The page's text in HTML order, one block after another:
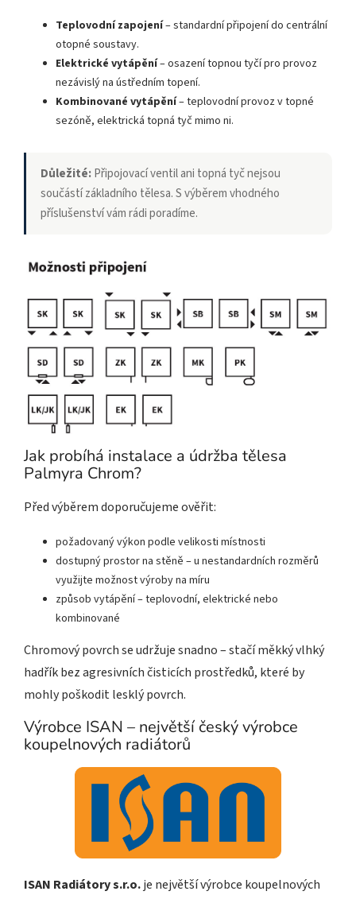
Teplovodní zapojení– standardní připojení do centrální
otopné soustavy.
Elektrické vytápění– osazení topnou tyčí pro provoz
nezávislý na ústředním topení.
Kombinované vytápění– teplovodní provoz v topné
sezóně, elektrická topná tyč mimo ni.
Důležité:Připojovací ventil ani topná tyč nejsou
součástí základního tělesa. S výběrem vhodného
příslušenství vám rádi poradíme.
Jak probíhá instalace a údržba tělesa
Palmyra Chrom?
Před výběrem doporučujeme ověřit:
požadovaný výkon podle velikosti místnosti
dostupný prostor na stěně – u nestandardních rozměrů
využijte možnost výroby na míru
způsob vytápění – teplovodní, elektrické nebo
kombinované
Chromový povrch se udržuje snadno – stačí měkký vlhký
hadřík bez agresivních čisticích prostředků, které by
mohly poškodit lesklý povrch.
Výrobce ISAN – největší český výrobce
koupelnových radiátorů
ISAN Radiátory s.r.o.je největší výrobce koupelnových